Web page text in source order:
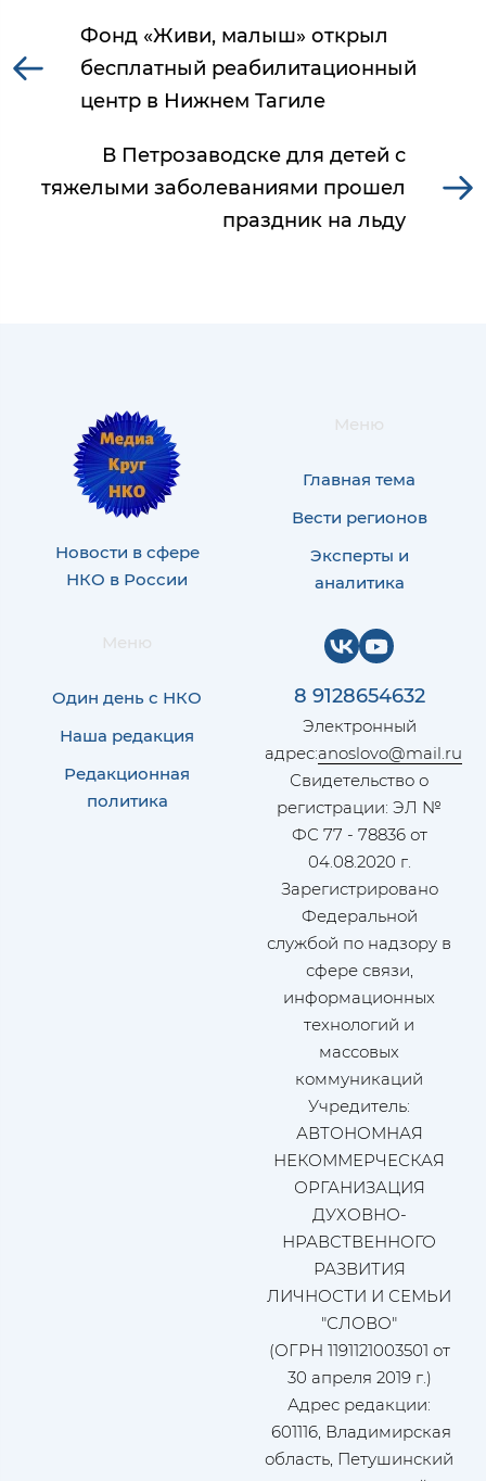
Фонд «Живи, малыш» открыл
бесплатный реабилитационный
центр в Нижнем Тагиле
В Петрозаводске для детей с
тяжелыми заболеваниями прошел
праздник на льду
Новости в сфере
НКО в России
Меню
Главная тема
Вести регионов
Эксперты и
аналитика
Меню
Один день с НКО
Наша редакция
Редакционная
политика
8 9128654632
Электронный
адрес:anoslovo@mail.ru
Свидетельство о
регистрации: ЭЛ №
ФС 77 - 78836 от
04.08.2020 г.
Зарегистрировано
Федеральной
службой по надзору в
сфере связи,
информационных
технологий и
массовых
коммуникаций
Учредитель:
АВТОНОМНАЯ
НЕКОММЕРЧЕСКАЯ
ОРГАНИЗАЦИЯ
ДУХОВНО-
НРАВСТВЕННОГО
РАЗВИТИЯ
ЛИЧНОСТИ И СЕМЬИ
"СЛОВО"
(ОГРН 1191121003501 от
30 апреля 2019 г.)
Адрес редакции:
601116, Владимирская
область, Петушинский